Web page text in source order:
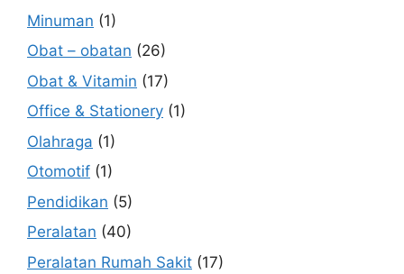
Minuman (1)
Obat – obatan (26)
Obat & Vitamin (17)
Office & Stationery (1)
Olahraga (1)
Otomotif (1)
Pendidikan (5)
Peralatan (40)
Peralatan Rumah Sakit (17)